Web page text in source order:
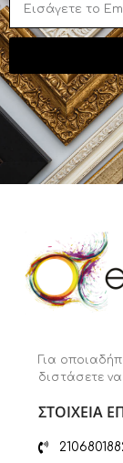
Για
διστάσετε να
ΣΤΟΙΧΕΙΑ